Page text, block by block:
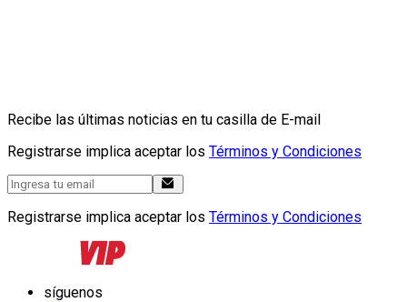
Recibe las últimas noticias en tu casilla de E-mail
Registrarse implica aceptar los Términos y Condiciones
Registrarse implica aceptar los Términos y Condiciones
síguenos